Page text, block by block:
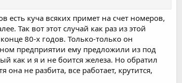
есть куча всяких примет на счет номеров,
Так вот этот случай как раз из этой
80-х годов. Только-только он
предприятии ему предложили из под
как и я и не боится железа. Но обратил
не разбита, все работает, крутится,